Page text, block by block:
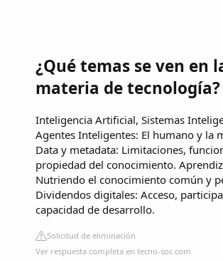
¿Qué temas se ven en
materia de tecnología?
Inteligencia Artificial, Sistemas
Agentes Inteligentes: El humano y la
Data y metadata: Limitaciones,
propiedad del conocimiento.
Nutriendo el conocimiento común y
Dividendos digitales: Acceso,
capacidad de desarrollo.
Solicitud de eliminación
Ver respuesta completa en tecno-soc.com